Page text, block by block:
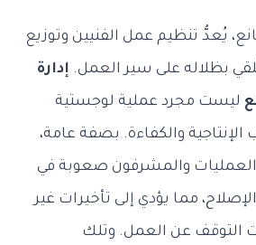
يُعدُّ تنظيم عمل الفنيين وتوزيع
بظلاله على سير العمل. إدارة
ليست مجرد عملية لوجستية
والكفاءة. بصفة عامة،
العمليات والمشرفون صعوبة في
مما يؤدي إلى تأخيرات غير
التوقف عن العمل. وتلك